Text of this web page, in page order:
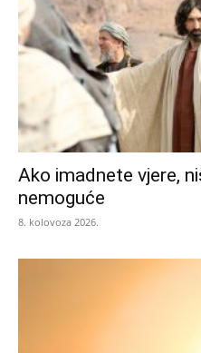
Ako imadnete vjere,
nemoguće
8. kolovoza 2026.